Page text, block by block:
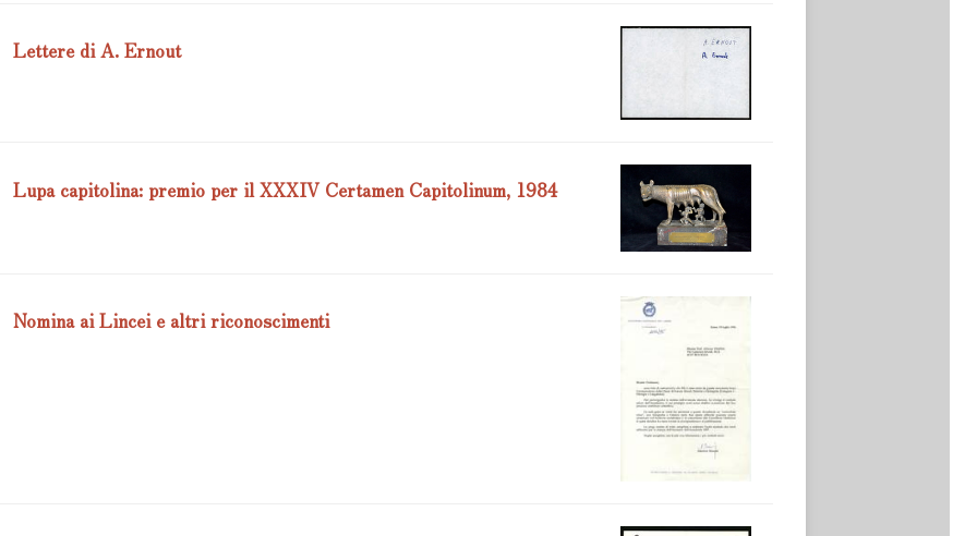
Lettere di A. Ernout
Lupa capitolina: premio per il XXXIV Certamen Capitolinum, 1984
Nomina ai Lincei e altri riconoscimenti